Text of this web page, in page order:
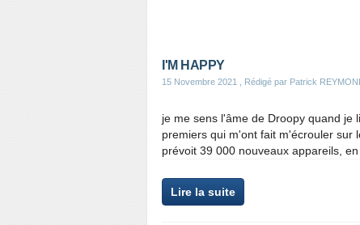
I'M HAPPY
15 Novembre 2021 , Rédigé par Patrick
je me sens l'âme de Droopy quand je
premiers qui m'ont fait m'écrouler sur
prévoit 39 000 nouveaux appareils, en
Lire la suite